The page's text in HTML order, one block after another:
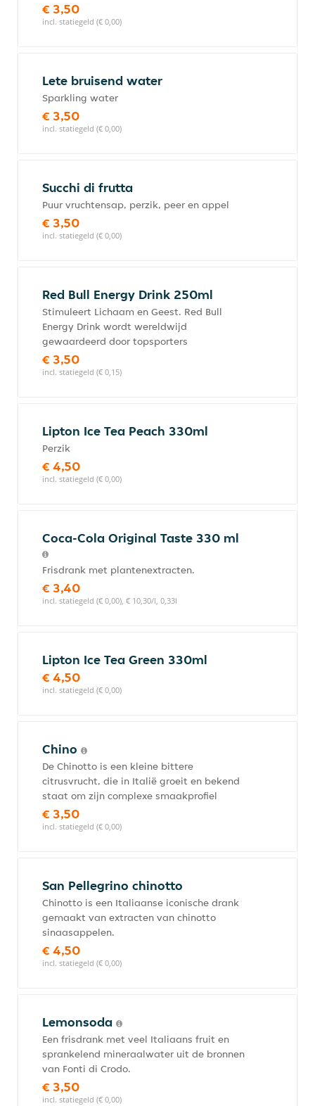
€ 3,50
incl. statiegeld (€ 0,00)
Lete bruisend water
Sparkling water
€ 3,50
incl. statiegeld (€ 0,00)
Succhi di frutta
Puur vruchtensap, perzik, peer en appel
€ 3,50
incl. statiegeld (€ 0,00)
Red Bull Energy Drink 250ml
Stimuleert Lichaam en Geest. Red Bull
Energy Drink wordt wereldwijd
gewaardeerd door topsporters
€ 3,50
incl. statiegeld (€ 0,15)
Lipton Ice Tea Peach 330ml
Perzik
€ 4,50
incl. statiegeld (€ 0,00)
Coca-Cola Original Taste 330 ml
Frisdrank met plantenextracten.
€ 3,40
incl. statiegeld (€ 0,00), € 10,30/l, 0,33l
Lipton Ice Tea Green 330ml
€ 4,50
incl. statiegeld (€ 0,00)
Chino
De Chinotto is een kleine bittere
citrusvrucht, die in Italië groeit en bekend
staat om zijn complexe smaakprofiel
€ 3,50
incl. statiegeld (€ 0,00)
San Pellegrino chinotto
Chinotto is een Italiaanse iconische drank
gemaakt van extracten van chinotto
sinaasappelen.
€ 4,50
incl. statiegeld (€ 0,00)
Lemonsoda
Een frisdrank met veel Italiaans fruit en
sprankelend mineraalwater uit de bronnen
van Fonti di Crodo.
€ 3,50
incl. statiegeld (€ 0,00)